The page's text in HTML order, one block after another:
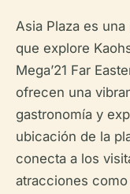
Asia Plaza es
que explore
Mega’21 Far
ofrecen una
gastronomía y
ubicación de la
conecta a los
atracciones